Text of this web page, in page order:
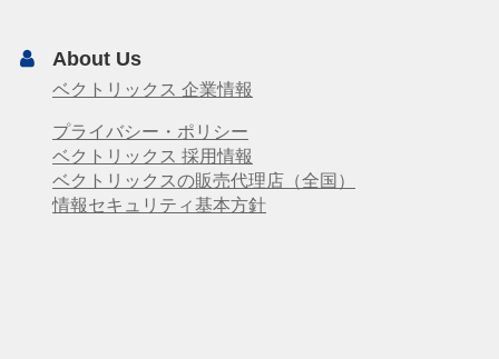
About Us
ベクトリックス 企業情報
プライバシー・ポリシー
ベクトリックス 採用情報
ベクトリックスの販売代理店（全国）
情報セキュリティ基本方針